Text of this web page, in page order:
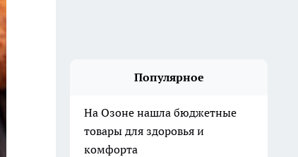
Популярное
На Озоне нашла бюджетные
товары для здоровья и
комфорта